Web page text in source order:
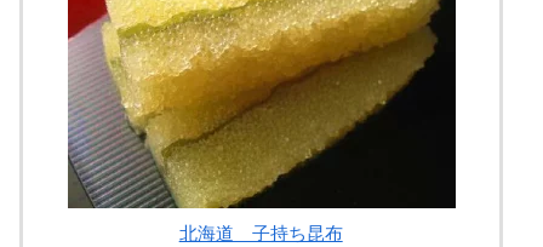
北海道 子持ち昆布